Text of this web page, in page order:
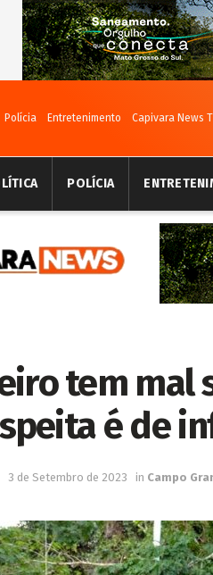
Polícia Entretenimento Capivara News
POLÍCIA
tem mal
é de
3 de Setembro de 2023 in Campo